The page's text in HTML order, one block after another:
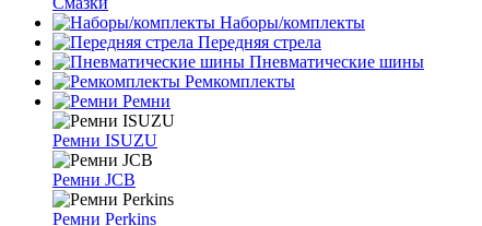
Наборы/комплекты
Передняя стрела
Пневматические шины
Ремкомплекты
Ремни
Ремни ISUZU
Ремни JCB
Ремни Perkins